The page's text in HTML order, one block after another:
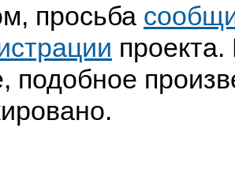
просьба
подобное